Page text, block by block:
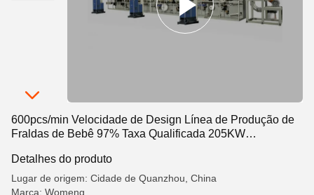
600pcs/min Velocidade de Design Línea de Produção de
Fraldas de Bebê 97% Taxa Qualificada 205KW
Detalhes do produto
Lugar de origem: Cidade de Quanzhou, China
Marca: Womeng